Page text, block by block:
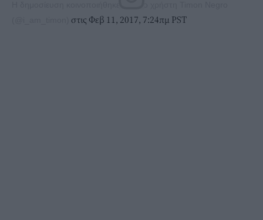
στις Φεβ 11, 2017, 7:24πμ PST